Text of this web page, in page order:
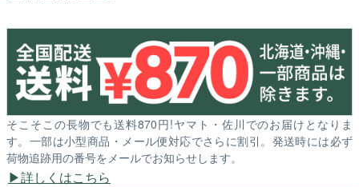
そこそこの長物でも送料870円!ヤマト・佐川でのお届けとなりま
す。一部は小型商品・メール便対応でさらに割引。発送時には必ず
荷物追跡用の番号をメールでお知らせします。
詳しくはこちら